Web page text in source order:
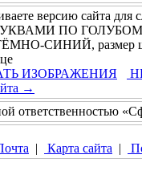
версию сайта для
БУКВАМИ ПО
ТЁМНО-СИНИЙ,
ИЗОБРАЖЕНИЯ
→
ответственностью
| Карта сайта |